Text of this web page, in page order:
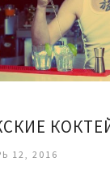
12, 2016